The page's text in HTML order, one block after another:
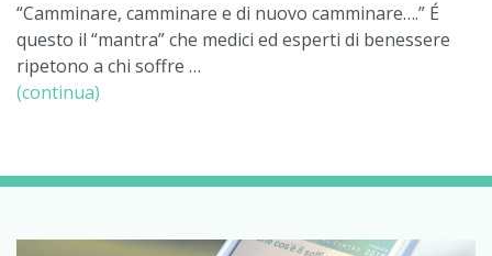
“Camminare, camminare e di nuovo camminare….” É
questo il “mantra” che medici ed esperti di benessere
ripetono a chi soffre …
(continua)